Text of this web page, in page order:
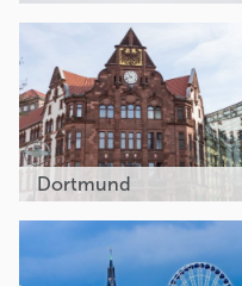
Dortmund